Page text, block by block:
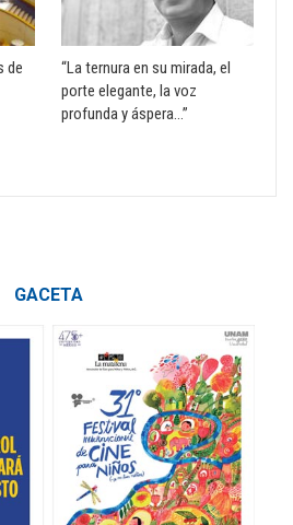
de
“La ternura en su mirada, el
porte elegante, la voz
profunda y áspera…”
GACETA